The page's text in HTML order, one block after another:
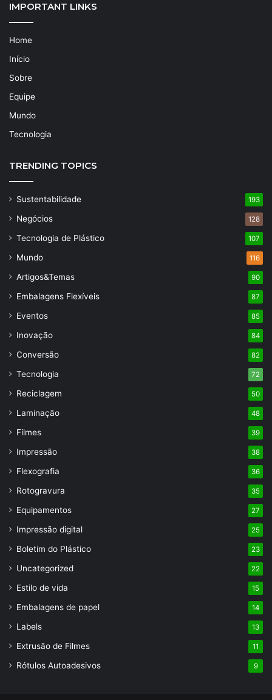
IMPORTANT LINKS
Home
Início
Sobre
Equipe
Mundo
Tecnologia
TRENDING TOPICS
Sustentabilidade 193
Negócios 128
Tecnologia de Plástico 107
Mundo 116
Artigos&Temas 90
Embalagens Flexíveis 87
Eventos 85
Inovação 84
Conversão 82
Tecnologia 72
Reciclagem 50
Laminação 48
Filmes 39
Impressão 38
Flexografia 36
Rotogravura 35
Equipamentos 27
Impressão digital 25
Boletim do Plástico 23
Uncategorized 22
Estilo de vida 15
Embalagens de papel 14
Labels 13
Extrusão de Filmes 11
Rótulos Autoadesivos 9